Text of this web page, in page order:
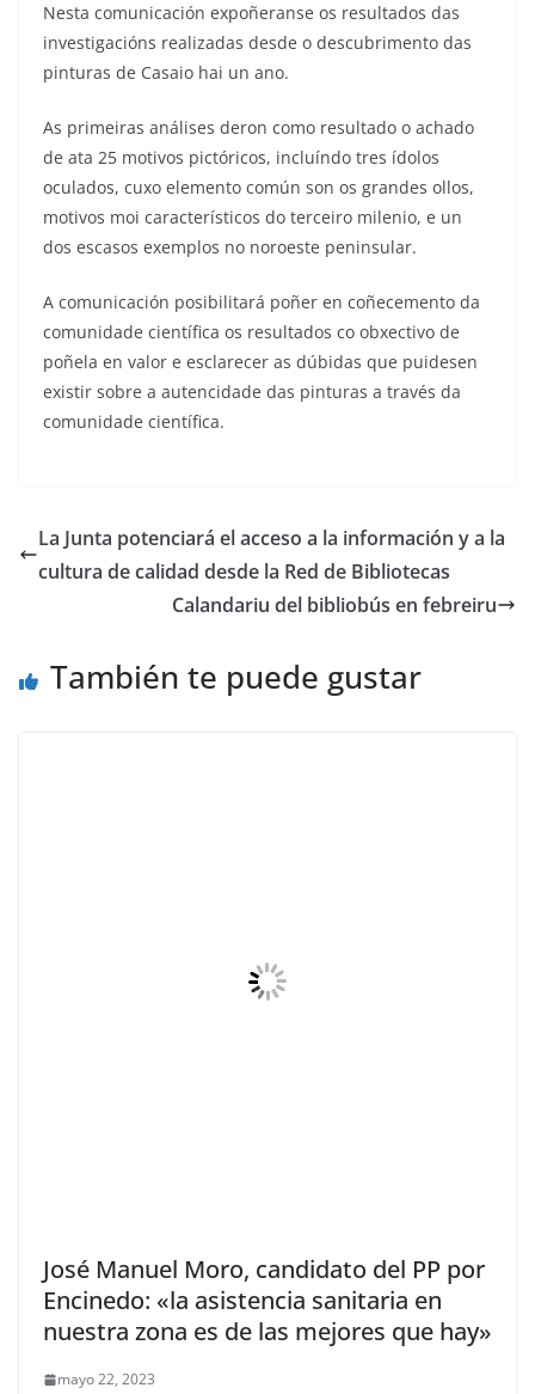
Nesta comunicación expoñeranse os resultados das
investigacións realizadas desde o descubrimento das
pinturas de Casaio hai un ano.
As primeiras análises deron como resultado o achado
de ata 25 motivos pictóricos, incluíndo tres ídolos
oculados, cuxo elemento común son os grandes ollos,
motivos moi característicos do terceiro milenio, e un
dos escasos exemplos no noroeste peninsular.
A comunicación posibilitará poñer en coñecemento da
comunidade científica os resultados co obxectivo de
poñela en valor e esclarecer as dúbidas que puidesen
existir sobre a autencidade das pinturas a través da
comunidade científica.
La Junta potenciará el acceso a la información y a la
cultura de calidad desde la Red de Bibliotecas
Calandariu del bibliobús en febreiru
También te puede gustar
José Manuel Moro, candidato del PP por
Encinedo: «la asistencia sanitaria en
nuestra zona es de las mejores que hay»
mayo 22, 2023